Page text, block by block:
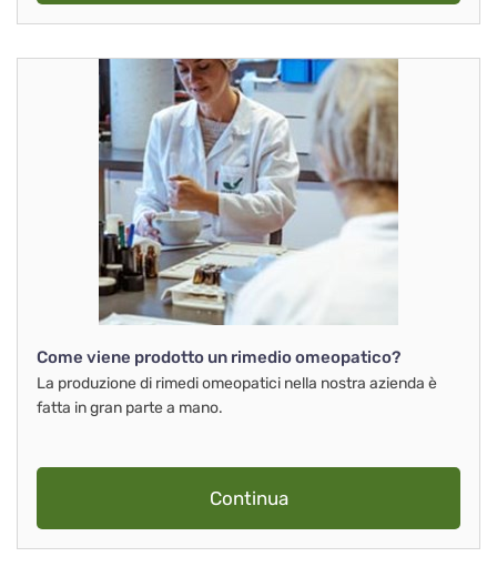
Come viene prodotto un rimedio omeopatico?
La produzione di rimedi omeopatici nella nostra azienda è
fatta in gran parte a mano.
Continua